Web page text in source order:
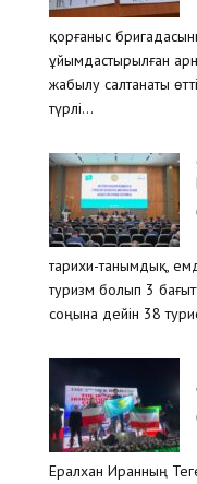
қорғаныс
ұйымдастырылған
жабылу салтанаты
түрлі...
тарихи-танымдық,
туризм болып 3
соңына дейін 38
Ералхан Иранның